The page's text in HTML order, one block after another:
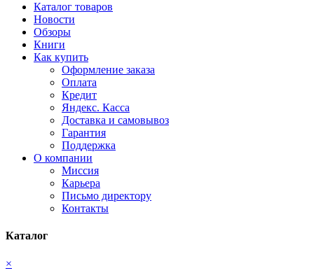
Каталог товаров
Новости
Обзоры
Книги
Как купить
Оформление заказа
Оплата
Кредит
Яндекс. Касса
Доставка и самовывоз
Гарантия
Поддержка
О компании
Миссия
Карьера
Письмо директору
Контакты
Каталог
×